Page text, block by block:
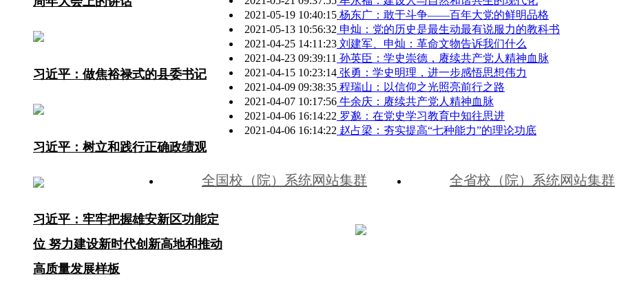
习近平：做焦裕禄式的县委书记
习近平：树立和践行正确政绩观
习近平：牢牢把握雄安新区功能定
位 努力建设新时代创新高地和推动
高质量发展样板
2021-05-19 10:40:15 杨东广：敢于斗争——百年大党的鲜明品格
2021-05-13 10:56:32 申灿：党的历史是最生动最有说服力的教科书
2021-04-25 14:11:23 刘建军、申灿：革命文物告诉我们什么
2021-04-23 09:39:11 孙英臣：学史崇德，赓续共产党人精神血脉
2021-04-15 10:23:14 张勇：学史明理，进一步感悟思想伟力
2021-04-09 09:38:35 程瑞山：以信仰之光照亮前行之路
2021-04-07 10:17:56 牛余庆：赓续共产党人精神血脉
2021-04-06 16:14:22 罗邈：在党史学习教育中知往思进
2021-04-06 16:14:22 赵占梁：夯实提高“七种能力”的理论功底
全国校（院）系统网站集群 全省校（院）系统网站集群